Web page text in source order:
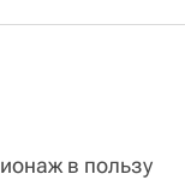
в пользу